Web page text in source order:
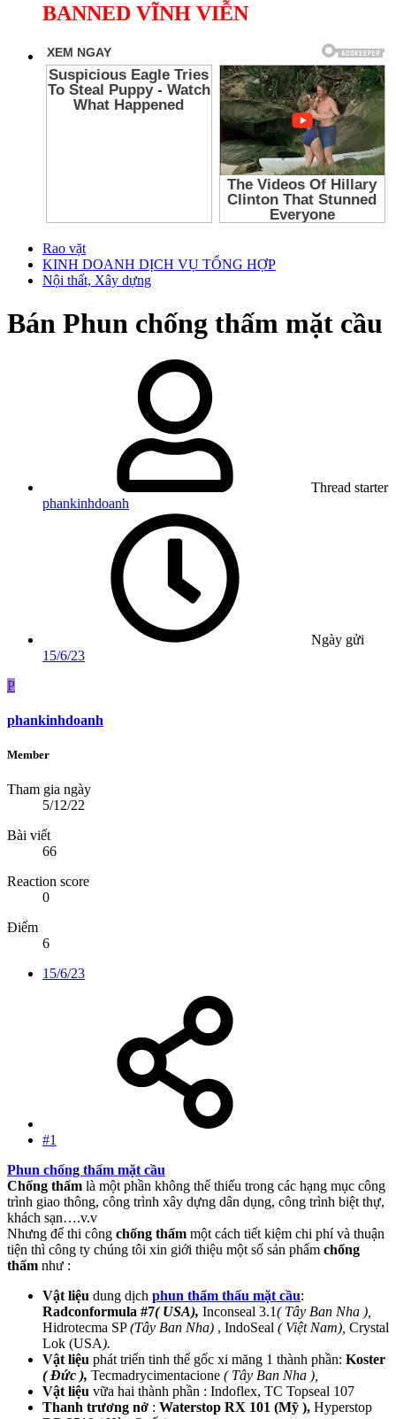
BANNED VĨNH VIỄN
Rao vặt
KINH DOANH DỊCH VỤ TỔNG HỢP
Nội thất, Xây dựng
Bán Phun chống thấm mặt cầu
Thread starter
phankinhdoanh
Ngày gửi
15/6/23
P
phankinhdoanh
Member
Tham gia ngày
5/12/22
Bài viết
66
Reaction score
0
Điểm
6
15/6/23
#1
Phun chống thấm mặt cầu
Chống thấm là một phần không thể thiếu trong các hạng mục công
trình giao thông, công trình xây dựng dân dụng, công trình biệt thự,
khách sạn….v.v
Nhưng để thi công chống thấm một cách tiết kiệm chi phí và thuận
tiện thì công ty chúng tôi xin giới thiệu một số sản phẩm chống
thấm như :
Vật liệu dung dịch phun thẩm thấu mặt cầu:
Radconformula #7( USA), Inconseal 3.1( Tây Ban Nha ),
Hidrotecma SP(Tây Ban Nha) , IndoSeal ( Việt Nam), Crystal
Lok (USA).
Vật liệu phát triển tinh thể gốc xi măng 1 thành phần: Koster
( Đức ), Tecmadrycimentacione ( Tây Ban Nha ),
Vật liệu vữa hai thành phần : Indoflex, TC Topseal 107
Thanh trương nở : Waterstop RX 101 (Mỹ ), Hyperstop